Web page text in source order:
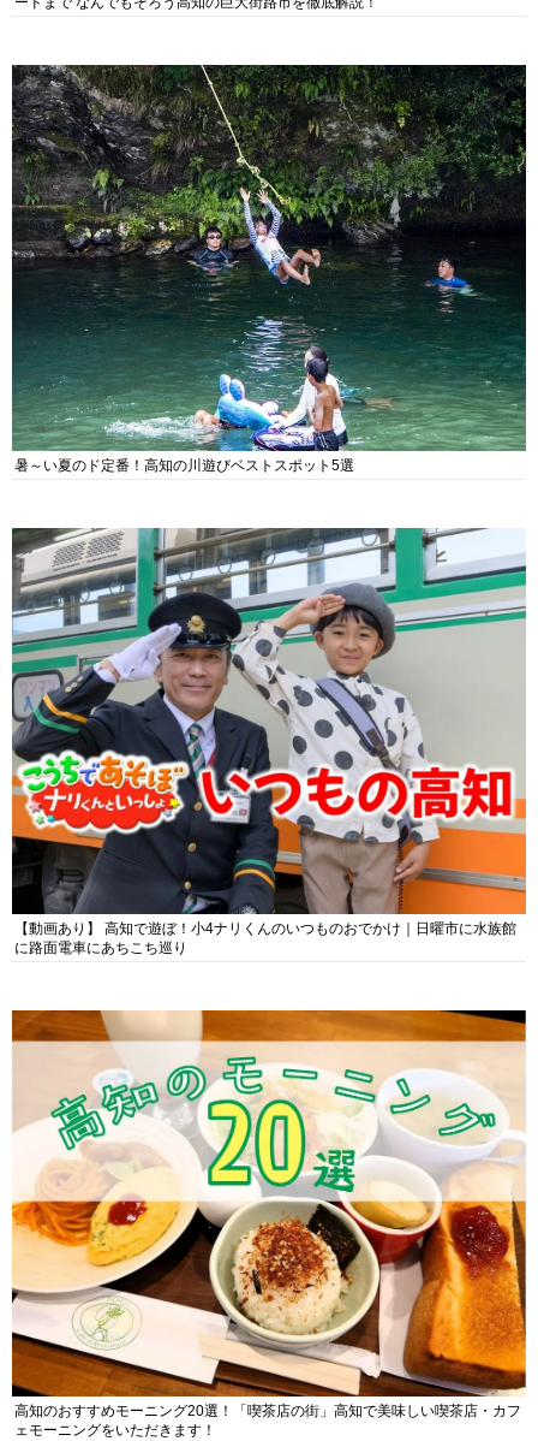
暑～い夏のド定番！高知の川遊びベストスポット5選
【動画あり】 高知で遊ぼ！小4ナリくんのいつものおでかけ｜日曜市に水族館
に路面電車にあちこち巡り
高知のおすすめモーニング20選！「喫茶店の街」高知で美味しい喫茶店・カフ
ェモーニングをいただきます！